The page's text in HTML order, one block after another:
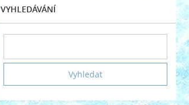
VYHLEDÁVÁNÍ